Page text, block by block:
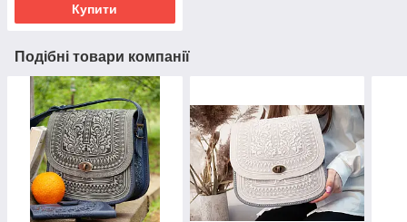
Купити
Подібні товари компанії